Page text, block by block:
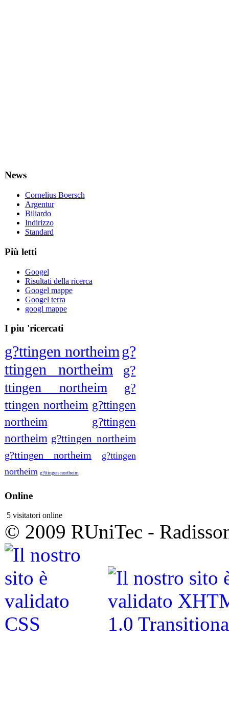
News
Cornelius Boersch
Argentur
Biliardo
Indirizzo
Standard
Più letti
Googel
Risultati della ricerca
Googel mappe
Googel terra
googl mappe
I piu 'ricercati
g?ttingen northeimg?
ttingen northeim
g?
ttingen northeim
g?
ttingen northeim g?ttingen
northeim
g?ttingen
northeim g?ttingen northeim
g?ttingen northeim
g?ttingen
northeim g?ttingen northeim
Online
5 visitatori online
© 2009 RUniTec -